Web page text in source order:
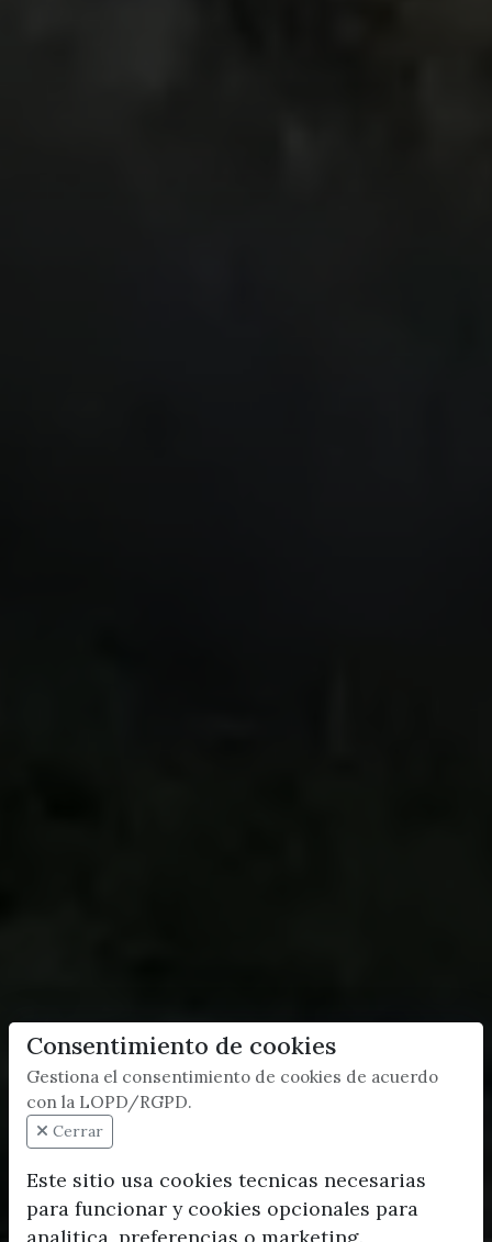
Consentimiento de cookies
Gestiona el consentimiento de cookies de acuerdo
con la LOPD/RGPD.
Cerrar
Este sitio usa cookies tecnicas necesarias
para funcionar y cookies opcionales para